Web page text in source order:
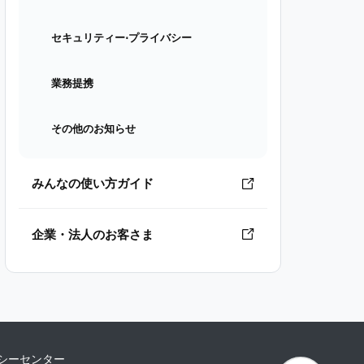
セキュリティー⋅プライバシー
業務提携
その他のお知らせ
みんなの使い方ガイド
企業・法人のお客さま
ーセンター